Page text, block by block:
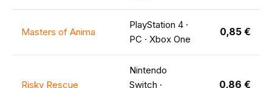
Masters of Anima
PlayStation 4 ·
PC · Xbox One
0,85 €
Risky Rescue
Nintendo
Switch ·
0,86 €